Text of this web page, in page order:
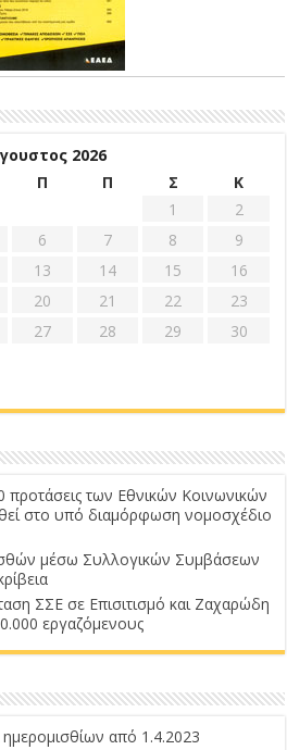
2026
Π Π Σ
Κ
1
2
6 7 8
9
13 14 15
16
20 21 22
23
27 28 29
30
των Εθνικών Κοινωνικών
στο υπό διαμόρφωση νομοσχέδιο
μέσω Συλλογικών Συμβάσεων
ΣΣΕ σε Επισιτισμό και Ζαχαρώδη
εργαζόμενους
από 1.4.2023